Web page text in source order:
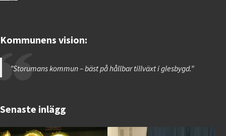
Kommunens vision:
”Storumans kommun – bäst på hållbar tillväxt i glesbygd.”
Senaste inlägg